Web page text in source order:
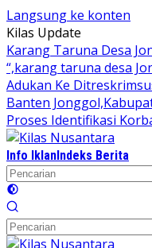
Langsung ke konten
Kilas Update
Karang Taruna Desa
“,karang taruna desa
Adukan Ke
Banten
Proses Identifikasi
Info IklanIndeks Berita